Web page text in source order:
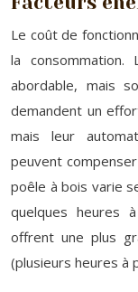
Le coût de
la
abordable, mais
demandent un
mais leur
peuvent
poêle à bois varie
quelques heures
offrent une plus
(plusieurs heures à